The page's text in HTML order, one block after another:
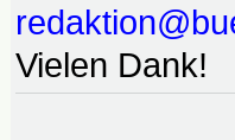
Vielen Dank!